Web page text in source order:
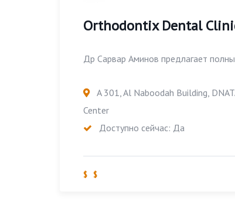
Orthodontix Dental
Др Сарвар Аминов предлагает
A 301, Al Naboodah Building,
Center
Доступно сейчас: Да
$ $